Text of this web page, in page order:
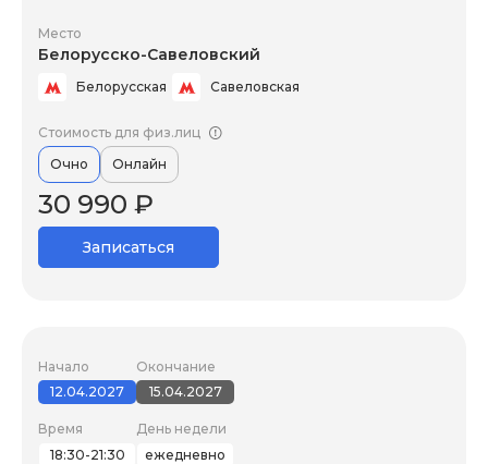
Место
Белорусско-Савеловский
Белорусская Савеловская
Стоимость для физ.лиц
Очно
Онлайн
30 990 ₽
Записаться
Начало
12.04.2027
Окончание
15.04.2027
Время
18:30-21:30
День недели
ежедневно